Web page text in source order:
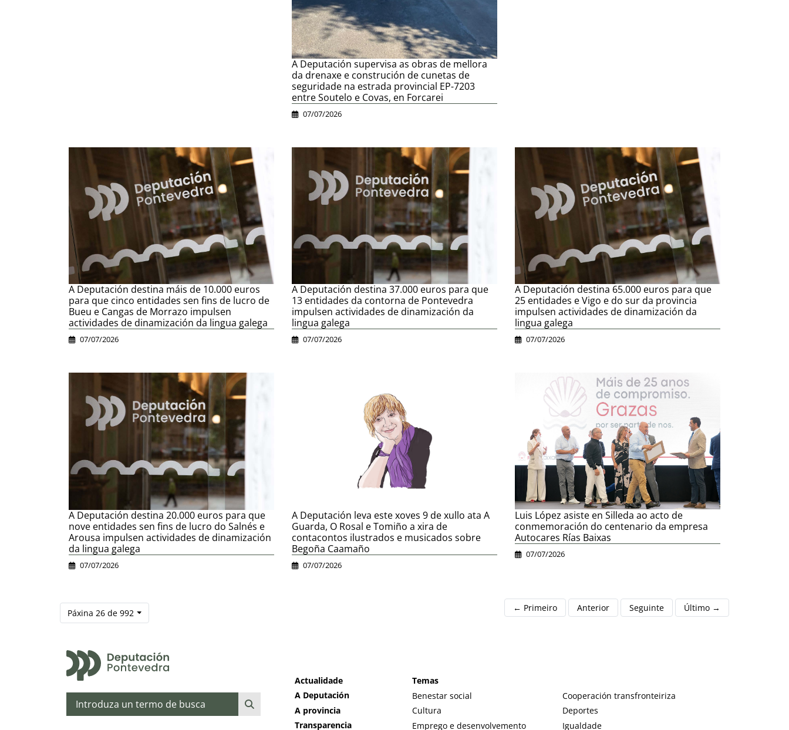
A Deputación supervisa as obras de mellora
da drenaxe e construción de cunetas de
seguridade na estrada provincial EP-7203
entre Soutelo e Covas, en Forcarei
07/07/2026
A Deputación destina máis de 10.000 euros
para que cinco entidades sen fins de lucro de
Bueu e Cangas de Morrazo impulsen
actividades de dinamización da lingua galega
07/07/2026
A Deputación destina 37.000 euros para que
13 entidades da contorna de Pontevedra
impulsen actividades de dinamización da
lingua galega
07/07/2026
A Deputación destina 65.000 euros para que
25 entidades e Vigo e do sur da provincia
impulsen actividades de dinamización da
lingua galega
07/07/2026
A Deputación destina 20.000 euros para que
nove entidades sen fins de lucro do Salnés e
Arousa impulsen actividades de dinamización
da lingua galega
07/07/2026
A Deputación leva este xoves 9 de xullo ata A
Guarda, O Rosal e Tomiño a xira de
contacontos ilustrados e musicados sobre
Begoña Caamaño
07/07/2026
Luis López asiste en Silleda ao acto de
conmemoración do centenario da empresa
Autocares Rías Baixas
07/07/2026
Páxina 26 de 992 ← Primeiro Anterior Seguinte Último →
Buscar
Actualidade
A Deputación
A provincia
Transparencia
Temas
Benestar social
Cooperación transfronteiriza
Cultura
Deportes
Emprego e desenvolvemento
Igualdade